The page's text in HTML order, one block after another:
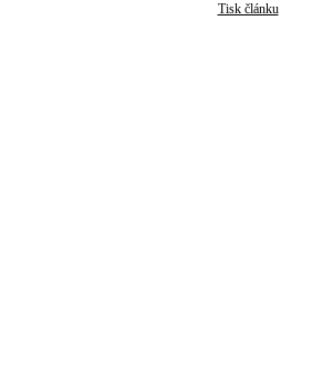
Tisk článku